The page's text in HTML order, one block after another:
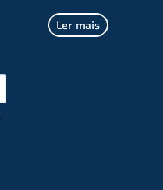
Ler mais